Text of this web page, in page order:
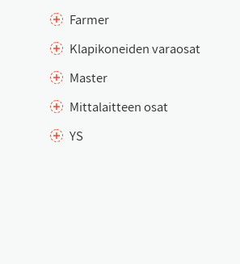
Far­mer
Kla­pi­ko­nei­den va­rao­sat
Mas­ter
Mit­ta­lait­teen osat
YS